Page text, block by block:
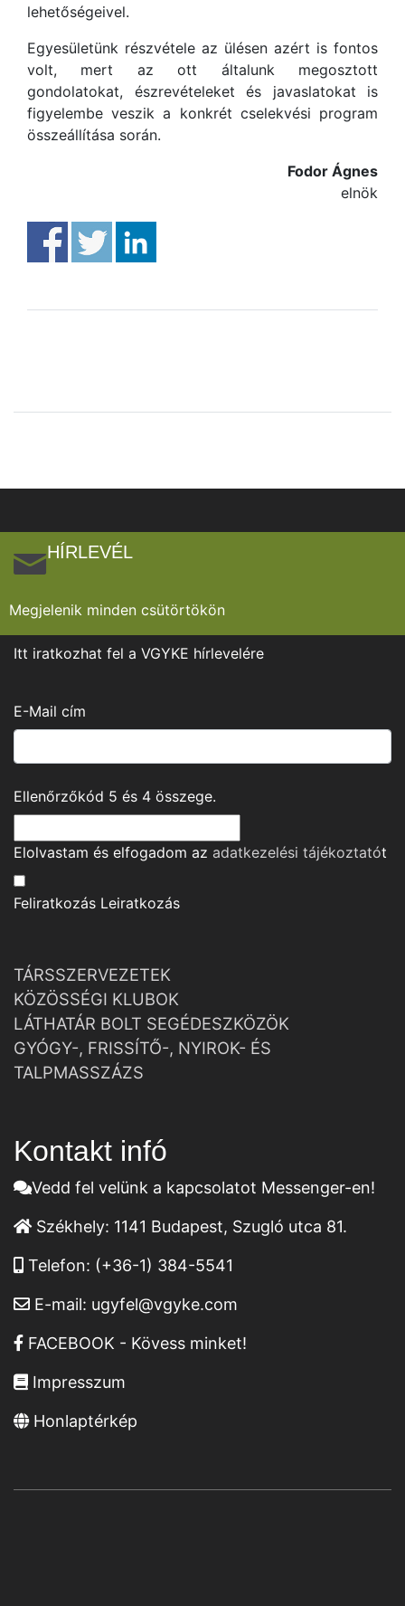
lehetőségeivel.
Egyesületünk részvétele az ülésen azért is fontos
volt, mert az ott általunk megosztott
gondolatokat, észrevételeket és javaslatokat is
figyelembe veszik a konkrét cselekvési program
összeállítása során.
Fodor Ágnes
elnök
HÍRLEVÉL
Megjelenik minden csütörtökön
Itt iratkozhat fel a VGYKE hírlevelére
E-Mail cím
Ellenőrzőkód 5 és 4 összege.
Elolvastam és elfogadom az adatkezelési tájékoztatót
Feliratkozás Leiratkozás
TÁRSSZERVEZETEK
KÖZÖSSÉGI KLUBOK
LÁTHATÁR BOLT SEGÉDESZKÖZÖK
GYÓGY-, FRISSÍTŐ-, NYIROK- ÉS
TALPMASSZÁZS
Kontakt infó
Vedd fel velünk a kapcsolatot Messenger-en!
Székhely: 1141 Budapest, Szugló utca 81.
Telefon: (+36-1) 384-5541
E-mail: ugyfel@vgyke.com
FACEBOOK - Kövess minket!
Impresszum
Honlaptérkép